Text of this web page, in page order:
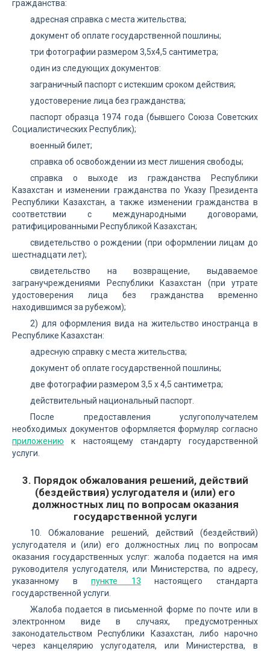
гражданства:
адресная справка с места жительства;
документ об оплате государственной пошлины;
три фотографии размером 3,5х4,5 сантиметра;
один из следующих документов:
заграничный паспорт с истекшим сроком действия;
удостоверение лица без гражданства;
паспорт образца 1974 года (бывшего Союза Советских
Социалистических Республик);
военный билет;
справка об освобождении из мест лишения свободы;
справка о выходе из гражданства Республики
Казахстан и изменении гражданства по Указу Президента
Республики Казахстан, а также изменении гражданства в
соответствии с международными договорами,
ратифицированными Республикой Казахстан;
свидетельство о рождении (при оформлении лицам до
шестнадцати лет);
свидетельство на возвращение, выдаваемое
загранучреждениями Республики Казахстан (при утрате
удостоверения лица без гражданства временно
находившимся за рубежом);
2) для оформления вида на жительство иностранца в
Республике Казахстан:
адресную справку с места жительства;
документ об оплате государственной пошлины;
две фотографии размером 3,5 х 4,5 сантиметра;
действительный национальный паспорт.
После предоставления услугополучателем
необходимых документов оформляется формуляр согласно
приложению к настоящему стандарту государственной
услуги.
3. Порядок обжалования решений, действий
(бездействия) услугодателя и (или) его
должностных лиц по вопросам оказания
государственной услуги
10. Обжалование решений, действий (бездействий)
услугодателя и (или) его должностных лиц по вопросам
оказания государственных услуг: жалоба подается на имя
руководителя услугодателя, или Министерства, по адресу,
указанному впункте 13 настоящего стандарта
государственной услуги.
Жалоба подается в письменной форме по почте или в
электронном виде в случаях, предусмотренных
законодательством Республики Казахстан, либо нарочно
через канцелярию услугодателя, или Министерства, в